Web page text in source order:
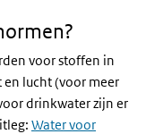
voor stoffen in
lucht (voor meer
drinkwater zijn er
Water voor